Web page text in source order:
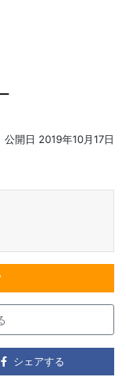
公開日 2019年10月17日
シェアする